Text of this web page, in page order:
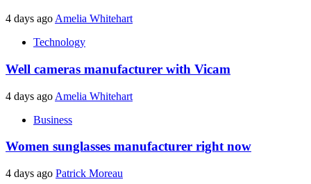
4 days ago Amelia Whitehart
Technology
Well cameras manufacturer with Vicam
4 days ago Amelia Whitehart
Business
Women sunglasses manufacturer right now
4 days ago Patrick Moreau